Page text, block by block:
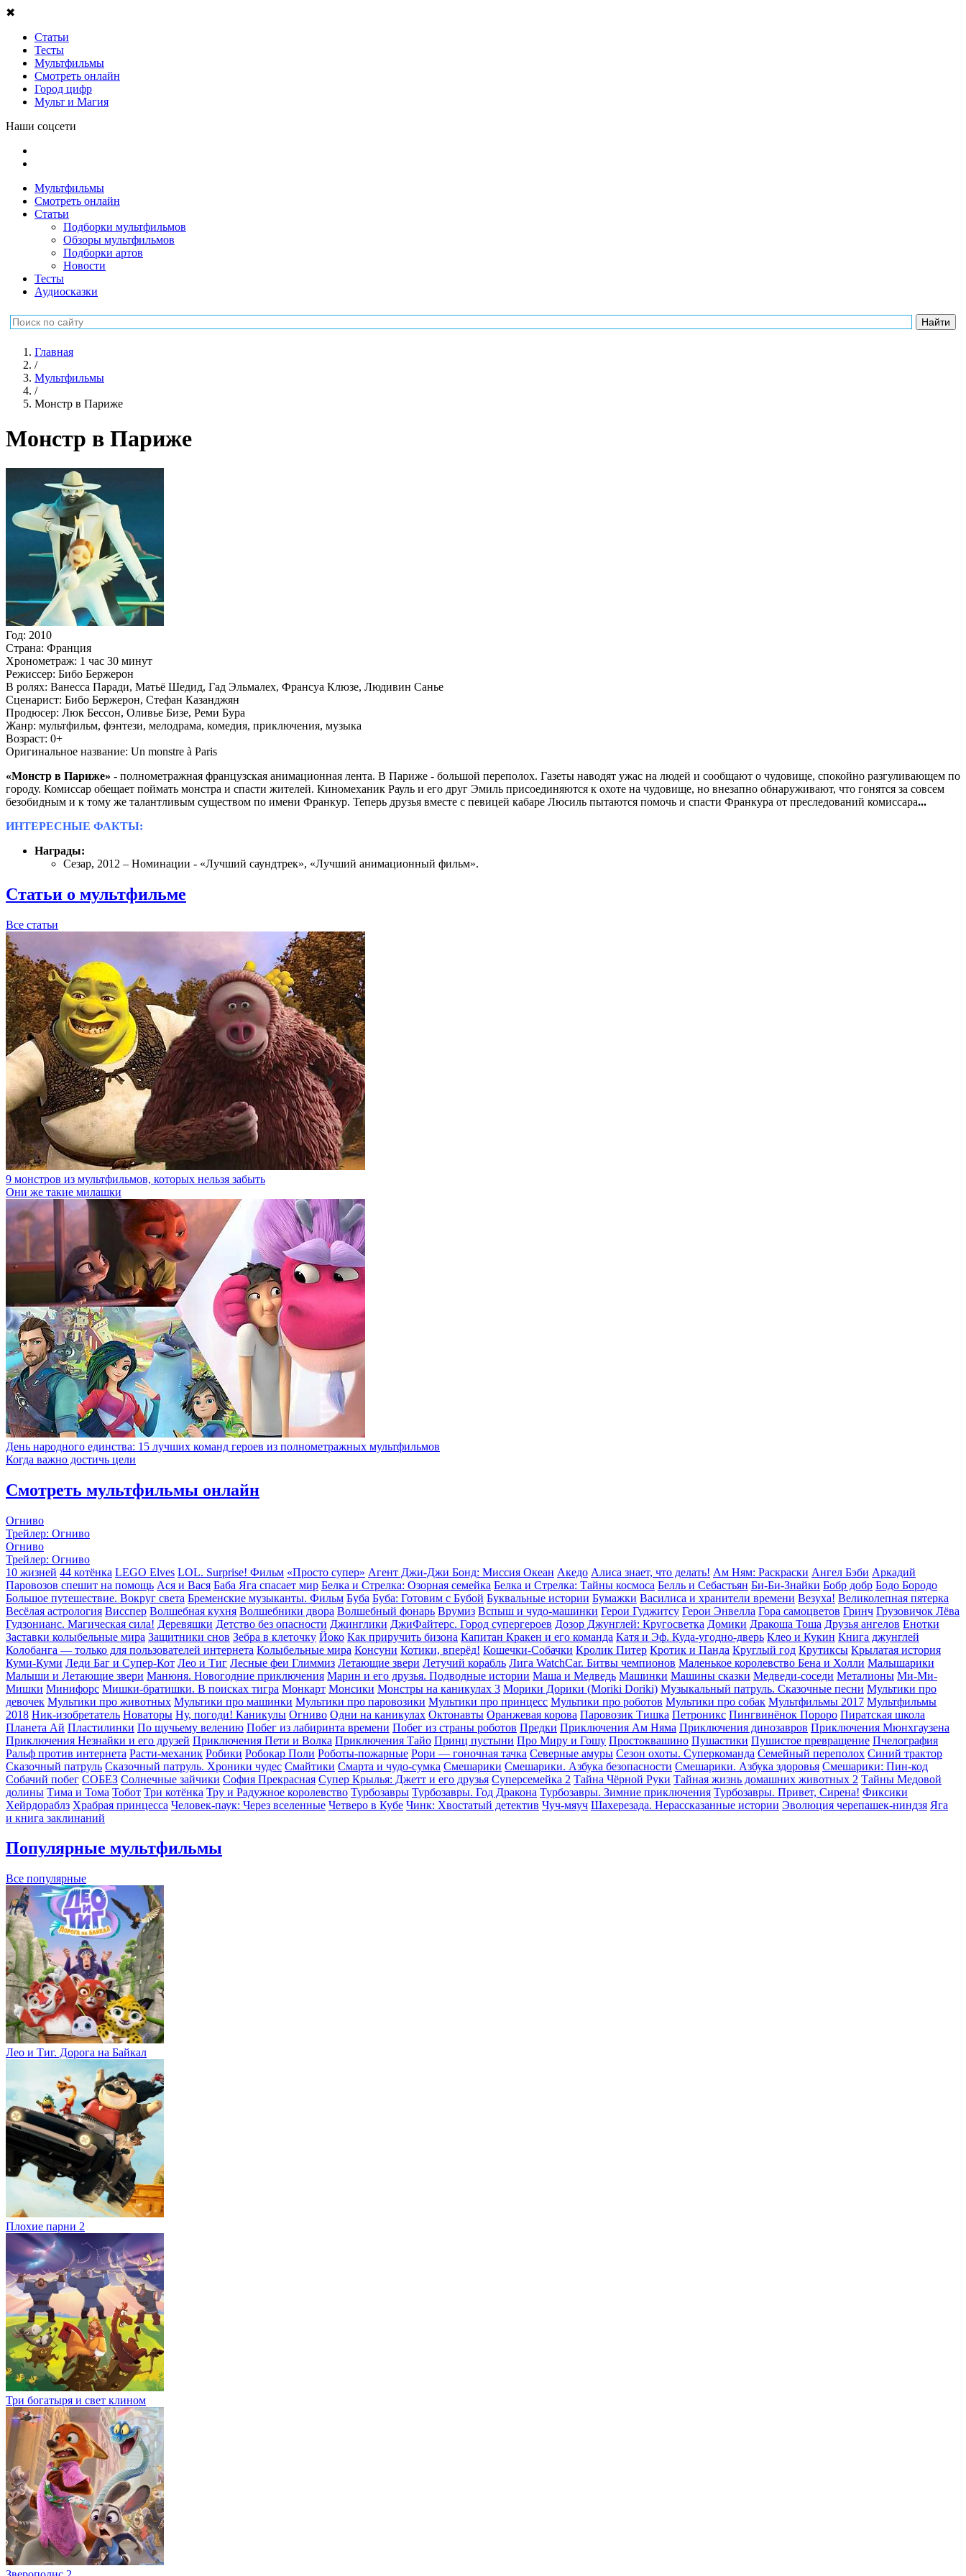
✖
Статьи
Тесты
Мультфильмы
Смотреть онлайн
Город цифр
Мульт и Магия
Наши соцсети
Мультфильмы
Смотреть онлайн
Статьи
Подборки мультфильмов
Обзоры мультфильмов
Подборки артов
Новости
Тесты
Аудиосказки
Главная
/
Мультфильмы
/
Монстр в Париже
Монстр в Париже
Год: 2010
Страна: Франция
Хронометраж: 1 час 30 минут
Режиссер: Бибо Бержерон
В ролях: Ванесса Паради, Матьё Шедид, Гад Эльмалех, Франсуа Клюзе, Людивин Санье
Сценарист: Бибо Бержерон, Стефан Казанджян
Продюсер: Люк Бессон, Оливье Бизе, Реми Бура
Жанр: мультфильм, фэнтези, мелодрама, комедия, приключения, музыка
Возраст: 0+
Оригинальное название: Un monstre à Paris
«Монстр в Париже» - полнометражная французская анимационная лента. В Париже - большой переполох. Газеты наводят ужас на людей и сообщают о чудовище, спокойно разгуливающем по
городу. Комиссар обещает поймать монстра и спасти жителей. Киномеханик Рауль и его друг Эмиль присоединяются к охоте на чудовище, но внезапно обнаруживают, что гонятся за совсем
безобидным и к тому же талантливым существом по имени Франкур. Теперь друзья вместе с певицей кабаре Люсиль пытаются помочь и спасти Франкура от преследований комиссара...
ИНТЕРЕСНЫЕ ФАКТЫ:
Награды:
Сезар, 2012 – Номинации - «Лучший саундтрек», «Лучший анимационный фильм».
Статьи о мультфильме
Все статьи
9 монстров из мультфильмов, которых нельзя забыть
Они же такие милашки
День народного единства: 15 лучших команд героев из полнометражных мультфильмов
Когда важно достичь цели
Смотреть мультфильмы онлайн
Огниво
Трейлер: Огниво
Огниво
Трейлер: Огниво
10 жизней 44 котёнка LEGO Elves LOL. Surprise! Фильм «Просто супер» Агент Джи-Джи Бонд: Миссия Океан Акедо Алиса знает, что делать! Ам Ням: Раскраски Ангел Бэби Аркадий
Паровозов спешит на помощь Ася и Вася Баба Яга спасает мир Белка и Стрелка: Озорная семейка Белка и Стрелка: Тайны космоса Белль и Себастьян Би-Би-Знайки Бобр добр Бодо Бородо
Большое путешествие. Вокруг света Бременские музыканты. Фильм Буба Буба: Готовим с Бубой Буквальные истории Бумажки Василиса и хранители времени Везуха! Великолепная пятерка
Весёлая астрология Висспер Волшебная кухня Волшебники двора Волшебный фонарь Врумиз Вспыш и чудо-машинки Герои Гуджитсу Герои Энвелла Гора cамоцветов Гринч Грузовичок Лёва
Гудзонианс. Магическая сила! Деревяшки Детство без опасности Джинглики ДжиФайтерс. Город супергероев Дозор Джунглей: Кругосветка Домики Дракоша Тоша Друзья ангелов Енотки
Заставки колыбельные мира Защитники снов Зебра в клеточку Йоко Как приручить бизона Капитан Кракен и его команда Катя и Эф. Куда-угодно-дверь Клео и Кукин Книга джунглей
Колобанга — только для пользователей интернета Колыбельные мира Консуни Котики, вперёд! Кошечки-Собачки Кролик Питер Кротик и Панда Круглый год Крутиксы Крылатая история
Куми-Куми Леди Баг и Супер-Кот Лео и Тиг Лесные феи Глиммиз Летающие звери Летучий корабль Лига WatchCar. Битвы чемпионов Маленькое королевство Бена и Холли Малышарики
Малыши и Летающие звери Манюня. Новогодние приключения Марин и его друзья. Подводные истории Маша и Медведь Машинки Машины сказки Медведи-соседи Металионы Ми-Ми-
Мишки Минифорс Мишки-братишки. В поисках тигра Монкарт Монсики Монстры на каникулах 3 Морики Дорики (Moriki Doriki) Музыкальный патруль. Сказочные песни Мультики про
девочек Мультики про животных Мультики про машинки Мультики про паровозики Мультики про принцесс Мультики про роботов Мультики про собак Мультфильмы 2017 Мультфильмы
2018 Ник-изобретатель Новаторы Ну, погоди! Каникулы Огниво Одни на каникулах Октонавты Оранжевая корова Паровозик Тишка Петроникс Пингвинёнок Пороро Пиратская школа
Планета Aй Пластилинки По щучьему велению Побег из лабиринта времени Побег из страны роботов Предки Приключения Ам Няма Приключения динозавров Приключения Мюнхгаузена
Приключения Незнайки и его друзей Приключения Пети и Волка Приключения Тайо Принц пустыни Про Миру и Гошу Простоквашино Пушастики Пушистое превращение Пчелография
Ральф против интернета Расти-механик Робики Робокар Поли Роботы-пожарные Рори — гоночная тачка Северные амуры Сезон охоты. Суперкоманда Семейный переполох Синий трактор
Сказочный патруль Сказочный патруль. Хроники чудес Смайтики Смарта и чудо-сумка Смешарики Смешарики. Азбука безопасности Смешарики. Азбука здоровья Смешарики: Пин-код
Собачий побег СОБЕЗ Солнечные зайчики София Прекрасная Супер Крылья: Джетт и его друзья Суперсемейка 2 Тайна Чёрной Руки Тайная жизнь домашних животных 2 Тайны Медовой
долины Тима и Тома Тобот Три котёнка Тру и Радужное королевство Турбозавры Турбозавры. Год Дракона Турбозавры. Зимние приключения Турбозавры. Привет, Сирена! Фиксики
Хейрдораблз Храбрая принцесса Человек-паук: Через вселенные Четверо в Кубе Чинк: Хвостатый детектив Чуч-мяуч Шахерезада. Нерассказанные истории Эволюция черепашек-ниндзя Яга
и книга заклинаний
Популярные мультфильмы
Все популярные
Лео и Тиг. Дорога на Байкал
Плохие парни 2
Три богатыря и свет клином